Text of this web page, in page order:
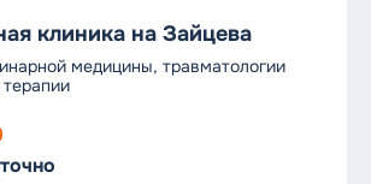
клиника на Зайцева
медицины, травматологии